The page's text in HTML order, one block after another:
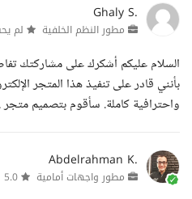
Ghaly S.
مطور النظم الخلفية لم
السلام عليكم أشكرك على مشاركتك
بأنني قادر على تنفيذ هذا المتجر
واحترافية كاملة. سأقوم بتصميم متجر
Abdelrahman K.
مطور واجهات أمامية